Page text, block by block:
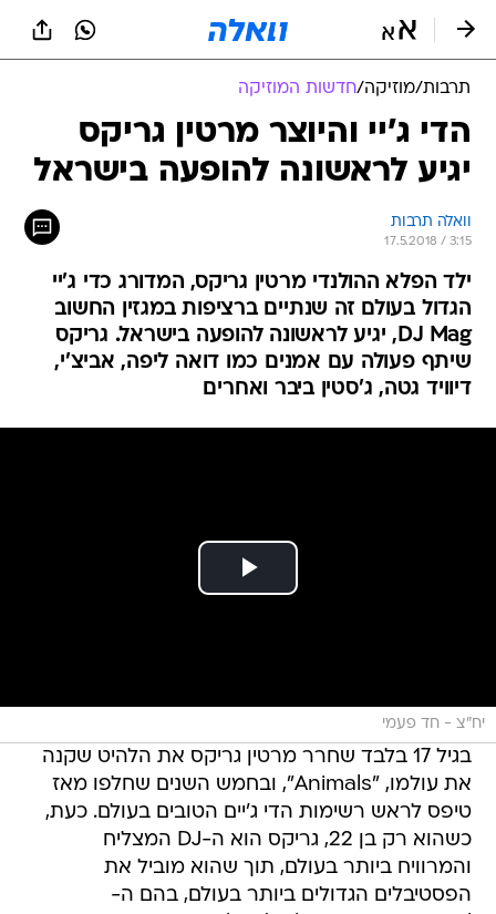
תרבות/מוזיקה/חדשות המוזיקה
הדי ג'יי והיוצר מרטין גריקס
יגיע לראשונה להופעה בישראל
וואלה תרבות
17.5.2018 / 3:15
ילד הפלא ההולנדי מרטין גריקס, המדורג כדי ג'יי
הגדול בעולם זה שנתיים ברציפות במגזין החשוב
DJ Mag, יגיע לראשונה להופעה בישראל. גריקס
שיתף פעולה עם אמנים כמו דואה ליפה, אביצ'י,
דיוויד גטה, ג'סטין ביבר ואחרים
יח"צ - חד פעמי
בגיל 17 בלבד שחרר מרטין גריקס את הלהיט שקנה
את עולמו, "Animals", ובחמש השנים שחלפו מאז
טיפס לראש רשימות הדי ג'יים הטובים בעולם. כעת,
כשהוא רק בן 22, גריקס הוא ה-DJ המצליח
והמרוויח ביותר בעולם, תוך שהוא מוביל את
הפסטיבלים הגדולים ביותר בעולם, בהם ה-